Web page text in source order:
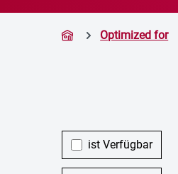
Optimized for
ist Verfügbar